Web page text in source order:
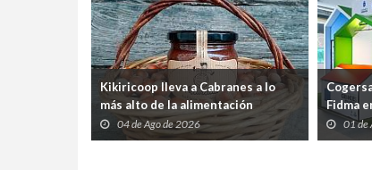
Kikiricoop lleva a Cabranes a lo
más alto de la alimentación
ecológica española
04 de Ago de 2026
Fidma
de los
su
01 de